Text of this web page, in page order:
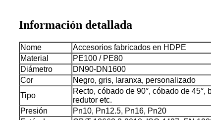
Información detallada
Nome
Accesorios fabricados en HDPE
Material
PE100 / PE80
Diámetro
DN90-DN1600
Cor
Negro, gris, laranxa, personalizado
Tipo
Recto, cóbado de 90°, cóbado de
redutor etc.
Presión
Pn10, Pn12.5, Pn16, Pn20